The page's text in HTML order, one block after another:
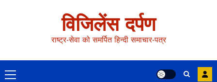
विजिलेंस दर्पण
राष्ट्र-सेवा को समर्पित हिन्दी समाचार-पत्र